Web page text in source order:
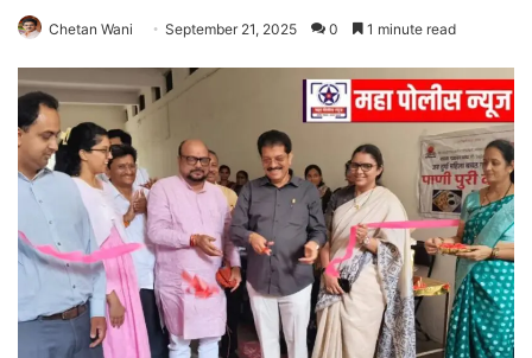
Chetan Wani September 21, 2025 0 1 minute read